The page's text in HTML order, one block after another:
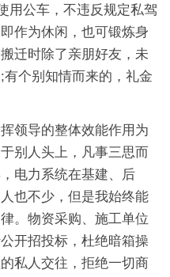
用公车，不违反规定私驾
作为休闲，也可锻炼身
迁时除了亲朋好友，未
个别知情而来的，礼金
领导的整体效能作用为
别人头上，凡事三思而
电力系统在基建、后
也不少，但是我始终能
。物资采购、施工单位
开招投标，杜绝暗箱操
私人交往，拒绝一切商